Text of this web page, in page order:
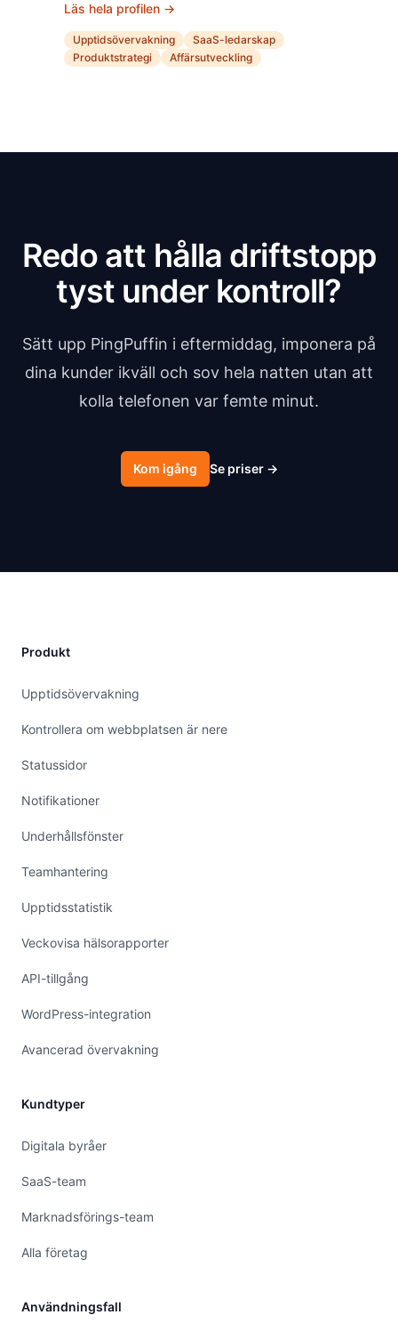
Läs hela profilen →
Upptidsövervakning
SaaS-ledarskap
Produktstrategi
Affärsutveckling
Redo att hålla driftstopp
tyst under kontroll?
Sätt upp PingPuffin i eftermiddag, imponera på
dina kunder ikväll och sov hela natten utan att
kolla telefonen var femte minut.
Kom igång Se priser →
Produkt
Upptidsövervakning
Kontrollera om webbplatsen är nere
Statussidor
Notifikationer
Underhållsfönster
Teamhantering
Upptidsstatistik
Veckovisa hälsorapporter
API-tillgång
WordPress-integration
Avancerad övervakning
Kundtyper
Digitala byråer
SaaS-team
Marknadsförings-team
Alla företag
Användningsfall